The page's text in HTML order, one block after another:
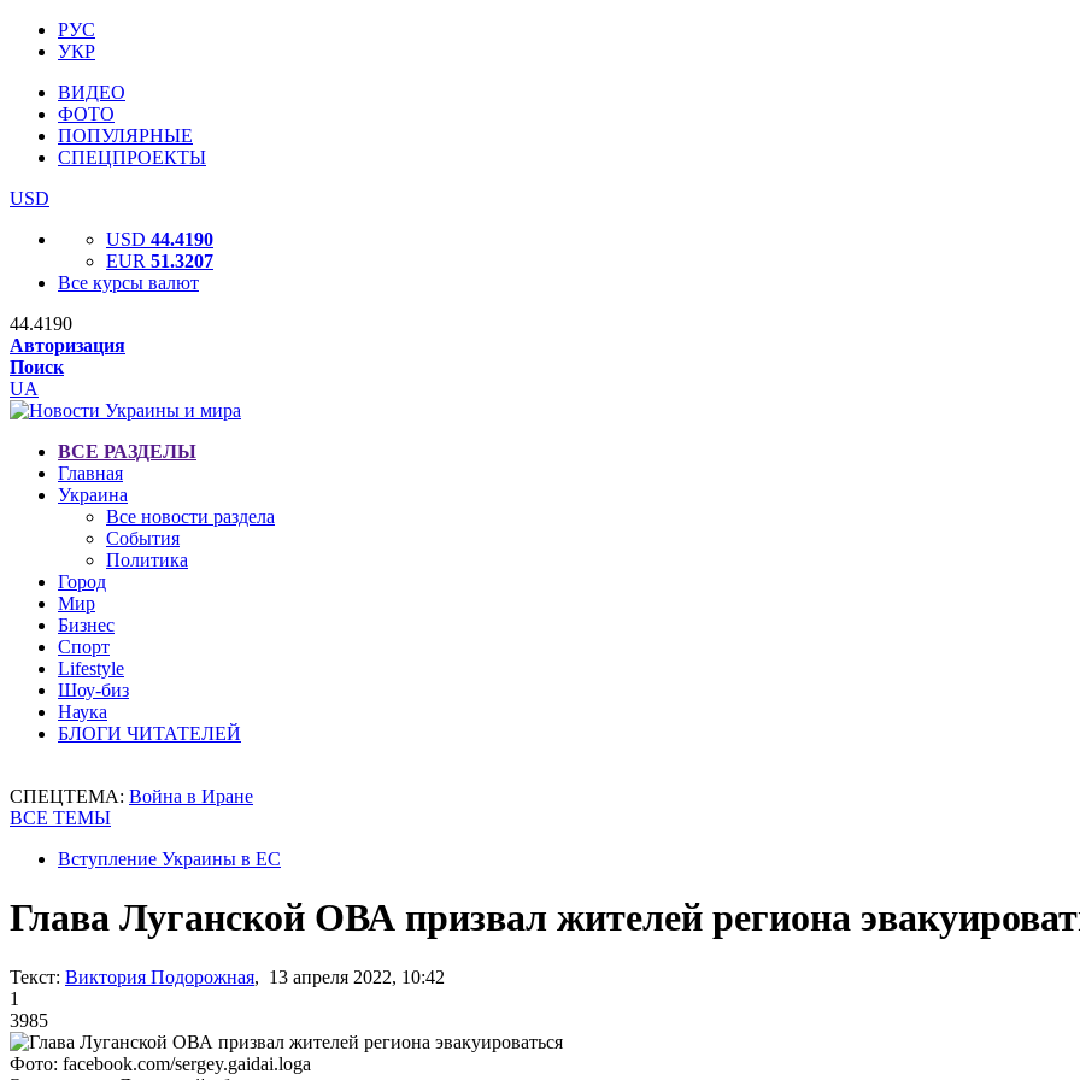
РУС
УКР
ВИДЕО
ФОТО
ПОПУЛЯРНЫЕ
СПЕЦПРОЕКТЫ
USD
USD 44.4190
EUR 51.3207
Все курсы валют
44.4190
Авторизация
Поиск
UA
ВСЕ РАЗДЕЛЫ
Главная
Украина
Все новости раздела
События
Политика
Город
Мир
Бизнес
Спорт
Lifestyle
Шоу-биз
Наука
БЛОГИ ЧИТАТЕЛЕЙ
СПЕЦТЕМА: Война в Иране
ВСЕ ТЕМЫ
Вступление Украины в ЕС
Глава Луганской ОВА призвал жителей региона
Текст: Виктория Подорожная, 13 апреля 2022, 10:42
1
3985
Фото: facebook.com/sergey.gaidai.loga